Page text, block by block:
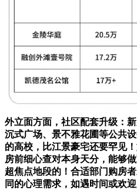
外立面方面，社区配套升级：
沉式广场、景不雅花圃等公共
的高校，比江景豪宅还要罕见
房前细心查对本身天分，能够
超焦点地段的！合适部门购房
同的心理需求，如遇时间或欢